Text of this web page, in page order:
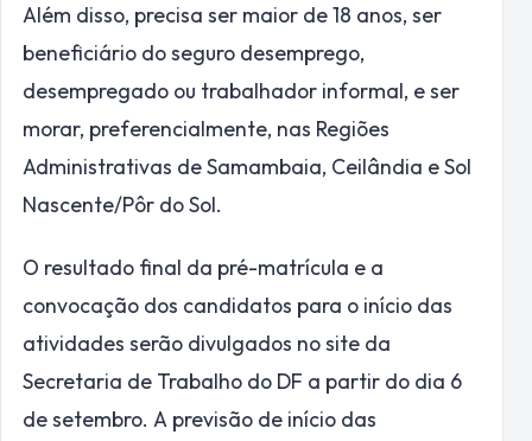
Além disso, precisa ser maior de 18 anos, ser
beneficiário do seguro desemprego,
desempregado ou trabalhador informal, e ser
morar, preferencialmente, nas Regiões
Administrativas de Samambaia, Ceilândia e Sol
Nascente/Pôr do Sol.
O resultado final da pré-matrícula e a
convocação dos candidatos para o início das
atividades serão divulgados no site da
Secretaria de Trabalho do DF a partir do dia 6
de setembro. A previsão de início das